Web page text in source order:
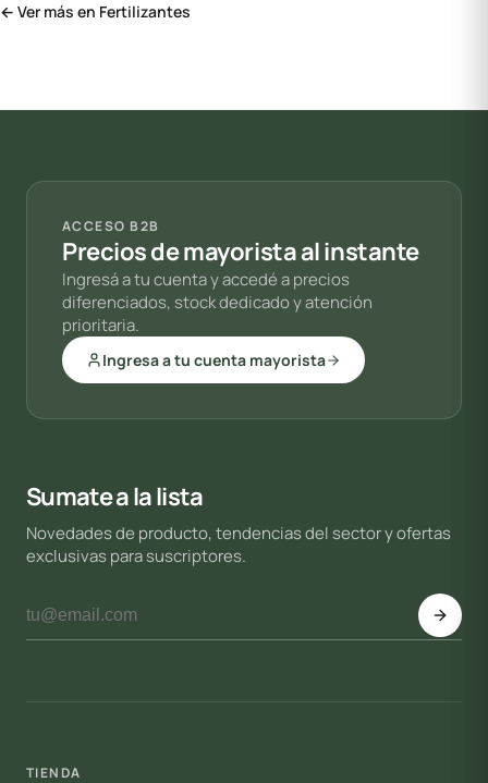
← Ver más en Fertilizantes
ACCESO B2B
Precios de mayorista al instante
Ingresá a tu cuenta y accedé a precios
diferenciados, stock dedicado y atención
prioritaria.
Ingresa a tu cuenta mayorista
Sumate a la lista
Novedades de producto, tendencias del sector y ofertas
exclusivas para suscriptores.
TIENDA